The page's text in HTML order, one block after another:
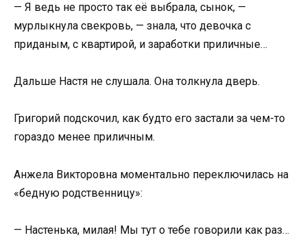
— Я ведь не просто так её выбрала, сынок, —
мурлыкнула свекровь, — знала, что девочка с
приданым, с квартирой, и заработки приличные…
Дальше Настя не слушала. Она толкнула дверь.
Григорий подскочил, как будто его застали за чем-то
гораздо менее приличным.
Анжела Викторовна моментально переключилась на
«бедную родственницу»:
— Настенька, милая! Мы тут о тебе говорили как раз…